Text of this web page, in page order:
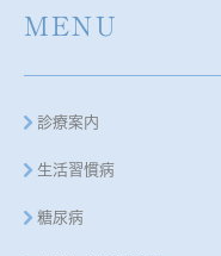
MENU
診療案内
生活習慣病
糖尿病